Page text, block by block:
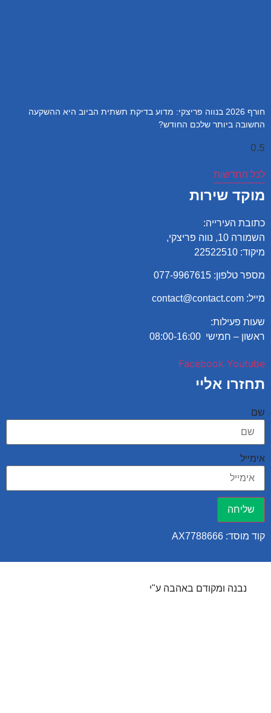
חורף 2026 בנווה פריצקי: מדוע בדיקת תשתית הביוב היא ההשקעה
החשובה ביותר שלכם החודש?
לכל החדשות
מוקד שירות
כתובת העירייה:
השמורה 10, נווה פריצקי,
מיקוד: 22522510
מספר טלפון: 077-9967615
מייל: contact@contact.com
שעות פעילות:
ראשון – חמישי 08:00-16:00
Facebook Youtube
תחזרו אליי
שם
אימייל
שליחה
קוד מוסד: AX7788666
נבנה ומקודם באהבה ע"י